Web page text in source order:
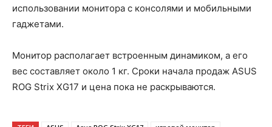
использовании монитора с консолями и мобильными
гаджетами.
Монитор располагает встроенным динамиком, а его
вес составляет около 1 кг. Сроки начала продаж ASUS
ROG Strix XG17 и цена пока не раскрываются.